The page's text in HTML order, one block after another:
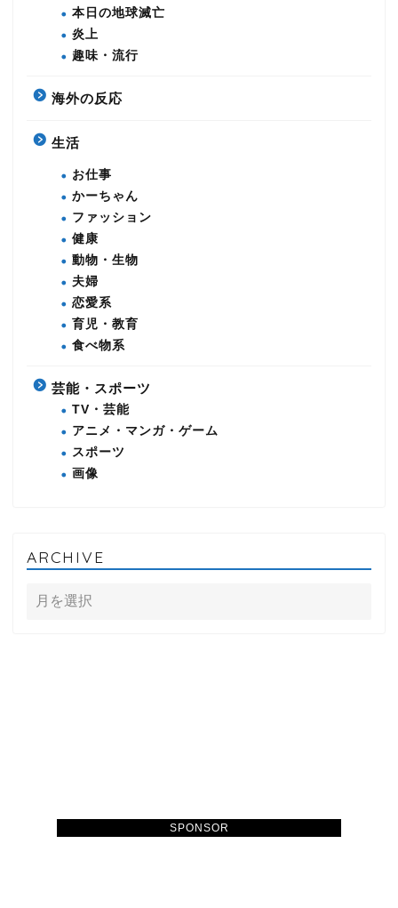
SPONSOR
本日の地球滅亡
炎上
趣味・流行
海外の反応
生活
お仕事
かーちゃん
ファッション
健康
動物・生物
夫婦
恋愛系
育児・教育
食べ物系
芸能・スポーツ
TV・芸能
アニメ・マンガ・ゲーム
スポーツ
画像
ARCHIVE